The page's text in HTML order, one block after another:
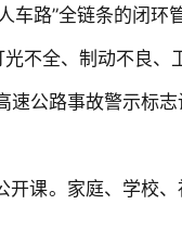
车路”全链条的闭
不全、制动不良、
公路事故警示标
开课。家庭、学校